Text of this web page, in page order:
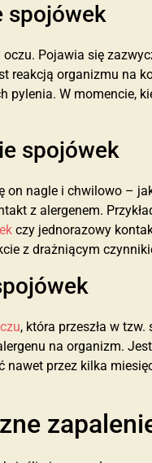
spojówek
Pojawia się
reakcją organizmu na
pylenia. W momencie,
spojówek
on nagle i chwilowo –
z alergenem.
czy jednorazowy
z drażniącym
, która przeszła w
na organizm.
przez kilka